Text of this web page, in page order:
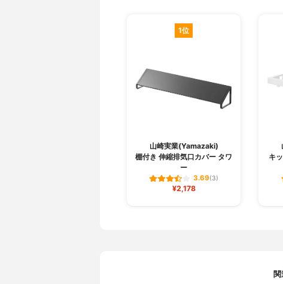
1位
山崎実業(Yamazaki)
棚付き 伸縮排気口カバー タワ
ー
3.69(3)
¥2,178
キ